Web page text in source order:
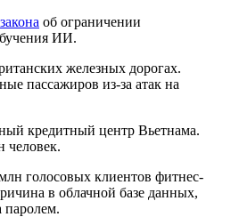
об ограничении
ИИ.
железных дорогах.
пассажиров из-за атак на
кредитный центр Вьетнама.
человек.
голосовых клиентов фитнес-
в облачной базе данных,
паролем.